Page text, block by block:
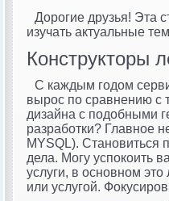
Дорогие друзья! Эта
изучать актуальные
Конструкторы
С каждым годом
вырос по сравнению с
дизайна с подобными
разработки? Главное
MYSQL). Становиться
дела. Могу успокоить
услуги, в основном
или услугой.